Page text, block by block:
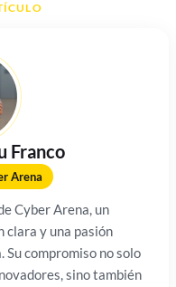
Franco
Arena
Cyber Arena, un
clara y una pasión
compromiso no solo
sino también